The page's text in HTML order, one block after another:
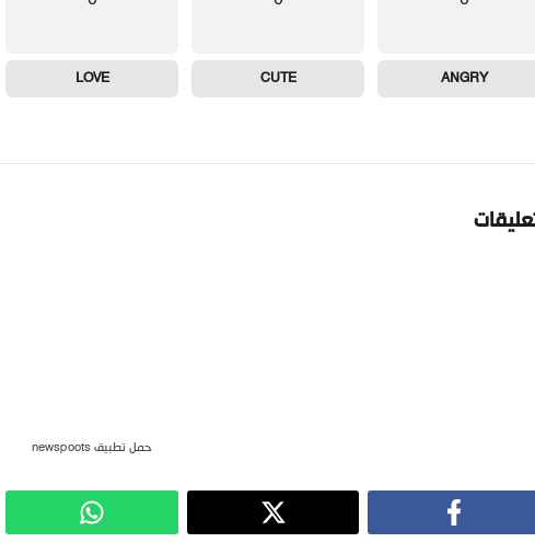
ANGRY
CUTE
LOVE
حمل تطبيق newspoots